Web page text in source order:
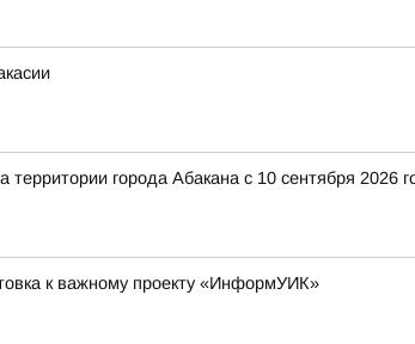
города Абакана с 10 сентября
к важному проекту «ИнформУИК»